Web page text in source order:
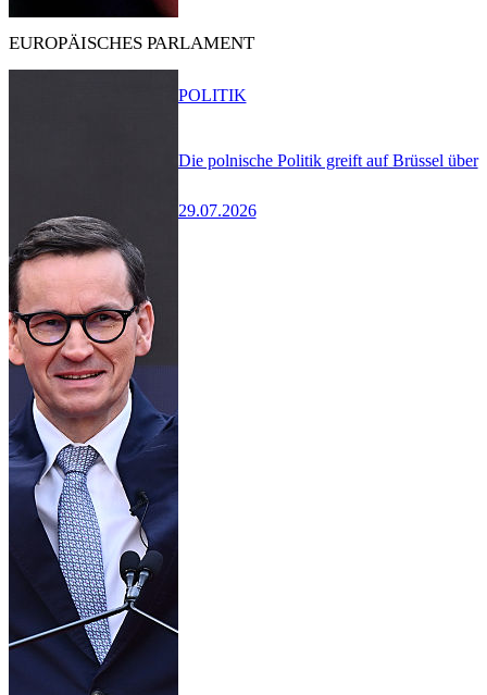
EUROPÄISCHES PARLAMENT
Die polnische Politik greift auf Brüssel über
29.07.2026
POLITIK